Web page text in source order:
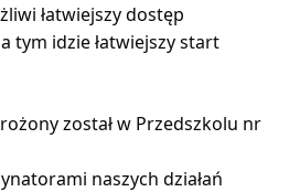
łatwiejszy dostęp
tym idzie łatwiejszy start
został w Przedszkolu nr
naszych działań